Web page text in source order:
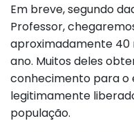
Em breve, segundo
Professor,
aproximadamente 40
ano. Muitos deles
conhecimento para o
legitimamente
população.